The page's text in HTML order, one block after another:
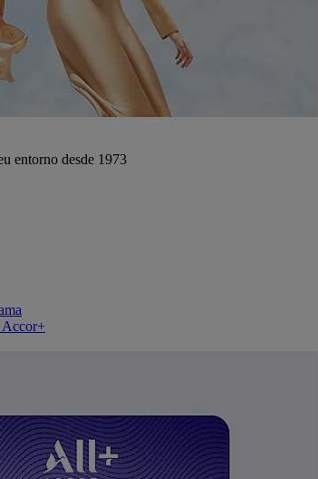
entorno desde 1973
Accor+